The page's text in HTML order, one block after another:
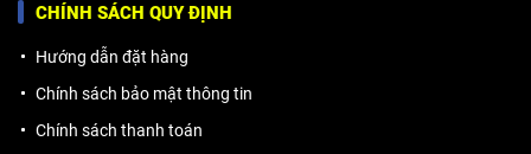
CHÍNH SÁCH QUY ĐỊNH
Hướng dẫn đặt hàng
Chính sách bảo mật thông tin
Chính sách thanh toán